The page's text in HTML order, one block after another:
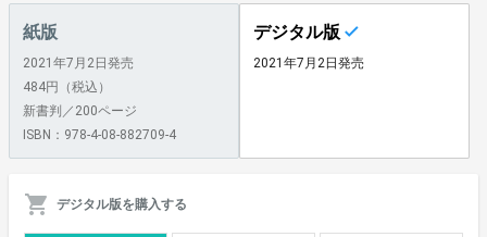
紙版
2021年7月2日発売
484円（税込）
新書判／200ページ
ISBN：978-4-08-882709-4
デジタル版
2021年7月2日発売
デジタル版を購入する